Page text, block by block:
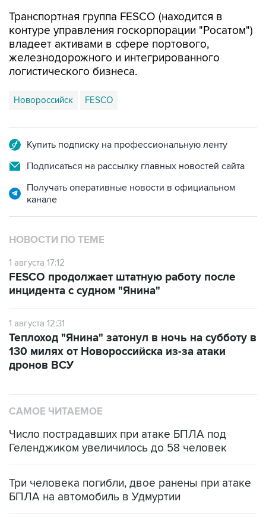
Транспортная группа FESCO (находится в
контуре управления госкорпорации "Росатом")
владеет активами в сфере портового,
железнодорожного и интегрированного
логистического бизнеса.
Новороссийск FESCO
Купить подписку на профессиональную ленту
Подписаться на рассылку главных новостей сайта
Получать оперативные новости в официальном
канале
НОВОСТИ ПО ТЕМЕ
1 августа 17:12
FESCO продолжает штатную работу после
инцидента с судном "Янина"
1 августа 12:31
Теплоход "Янина" затонул в ночь на субботу в
130 милях от Новороссийска из-за атаки
дронов ВСУ
САМОЕ ЧИТАЕМОЕ
Число пострадавших при атаке БПЛА под
Геленджиком увеличилось до 58 человек
Три человека погибли, двое ранены при атаке
БПЛА на автомобиль в Удмуртии